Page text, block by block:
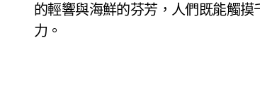
的輕響與海鮮的芬芳，人們既能觸
力。